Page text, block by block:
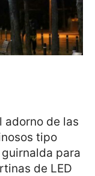
adorno de las
tipo
para
de LED